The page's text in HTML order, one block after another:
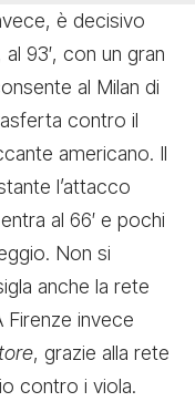
è decisivo
al 93′, con un gran
al Milan di
contro il
americano. Il
l’attacco
al 66′ e pochi
Non si
anche la rete
Firenze invece
, grazie alla rete
contro i viola.